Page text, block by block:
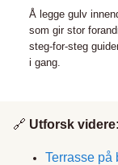
Å legge gulv
som gir stor
steg-for-steg
i gang.
🔗 Utforsk videre:
Terrasse på